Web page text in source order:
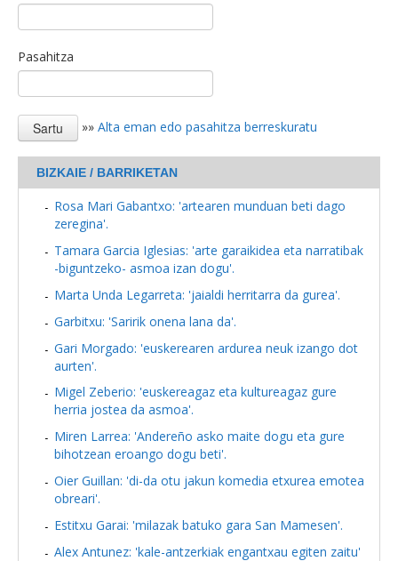
Pasahitza
»» Alta eman edo pasahitza berreskuratu
BIZKAIE / BARRIKETAN
Rosa Mari Gabantxo: 'artearen munduan beti dago
zeregina'.
Tamara Garcia Iglesias: 'arte garaikidea eta narratibak
-biguntzeko- asmoa izan dogu'.
Marta Unda Legarreta: 'jaialdi herritarra da gurea'.
Garbitxu: 'Saririk onena lana da'.
Gari Morgado: 'euskerearen ardurea neuk izango dot
aurten'.
Migel Zeberio: 'euskereagaz eta kultureagaz gure
herria jostea da asmoa'.
Miren Larrea: 'Andereño asko maite dogu eta gure
bihotzean eroango dogu beti'.
Oier Guillan: 'di-da otu jakun komedia etxurea emotea
obreari'.
Estitxu Garai: 'milazak batuko gara San Mamesen'.
Alex Antunez: 'kale-antzerkiak engantxau egiten zaitu'